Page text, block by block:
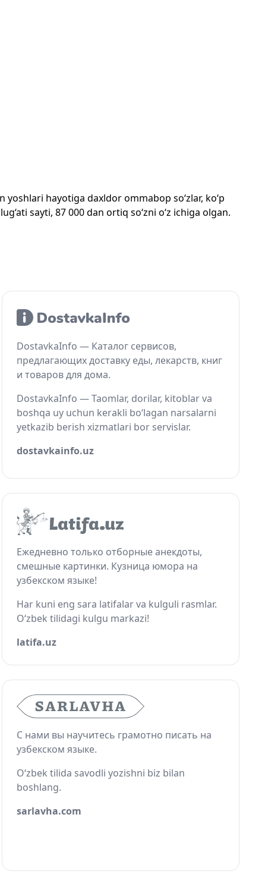
hayotiga daxldor ommabop so‘zlar, ko‘p
sayti, 87 000 dan ortiq so‘zni o‘z ichiga olgan.
DostavkaInfo — Каталог сервисов,
предлагающих доставку еды, лекарств, книг
и товаров для дома.
DostavkaInfo — Taomlar, dorilar, kitoblar va
boshqa uy uchun kerakli bo‘lagan narsalarni
yetkazib berish xizmatlari bor servislar.
dostavkainfo.uz
Ежедневно только отборные анекдоты,
смешные картинки. Кузница юмора на
узбекском языке!
Har kuni eng sara latifalar va kulguli rasmlar.
O‘zbek tilidagi kulgu markazi!
latifa.uz
С нами вы научитесь грамотно писать на
узбекском языке.
O‘zbek tilida savodli yozishni biz bilan
boshlang.
sarlavha.com